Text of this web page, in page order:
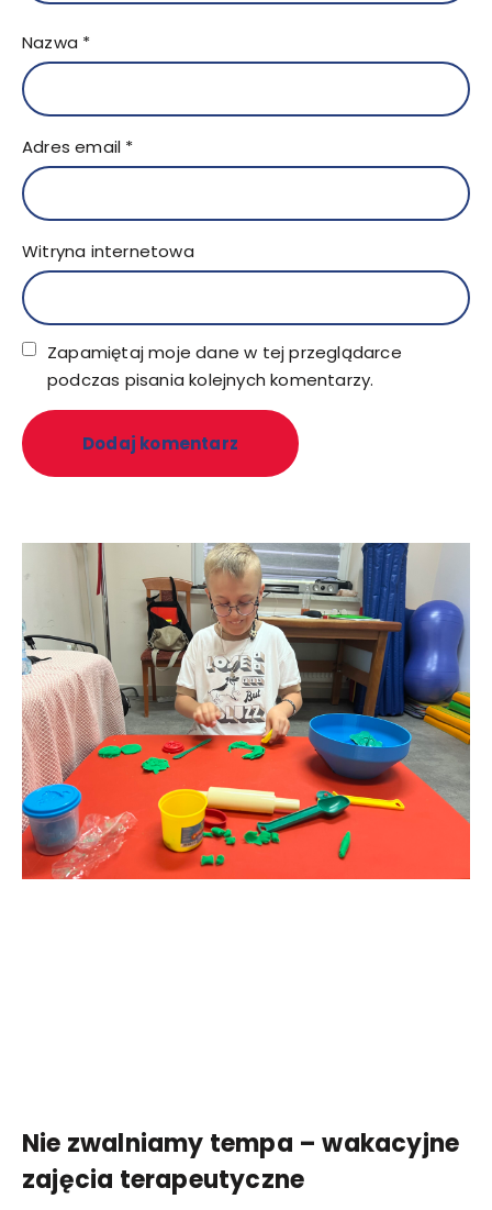
Nazwa *
Adres email *
Witryna internetowa
Zapamiętaj moje dane w tej przeglądarce
podczas pisania kolejnych komentarzy.
Nie zwalniamy tempa – wakacyjne
zajęcia terapeutyczne